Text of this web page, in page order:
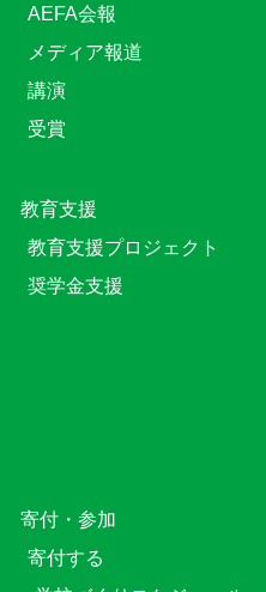
AEFA会報
メディア報道
講演
受賞
教育⽀援
教育⽀援プロジェクト
奨学金支援
寄付・参加
寄付する